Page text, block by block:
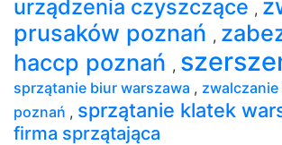
urządzenia czyszczące ,
prusaków poznań ,
haccp poznań ,
sprzątanie biur warszawa ,
poznań , sprzątanie klatek
firma sprzątająca